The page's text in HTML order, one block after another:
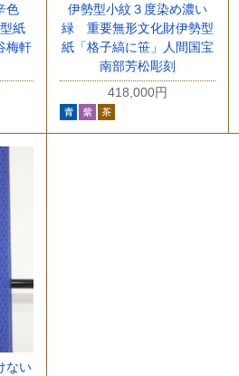
色
紙
梅軒
伊勢型小紋３度染め濃い
緑 重要無形文化財伊勢型
紙「格子縞に笹」人間国宝
南部芳松彫刻
418,000円
ない